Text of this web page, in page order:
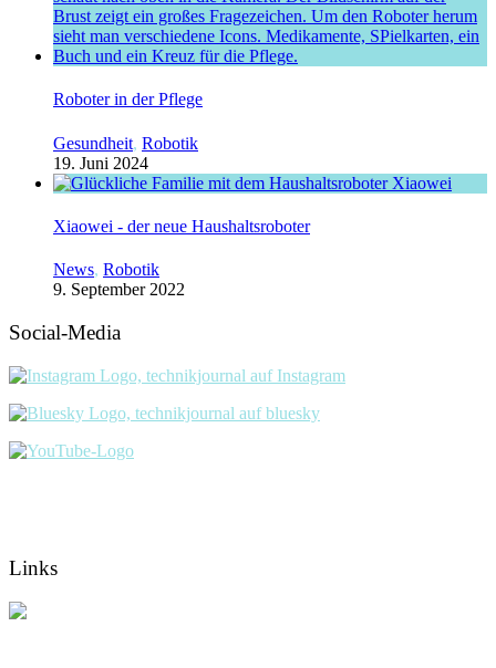
Roboter in der Pflege
Gesundheit, Robotik
19. Juni 2024
Xiaowei - der neue Haushaltsroboter
News, Robotik
9. September 2022
Social-Media
Links